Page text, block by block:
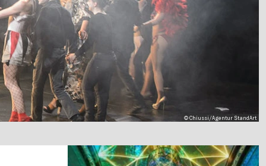
© Chiussi/Agentur StandArt